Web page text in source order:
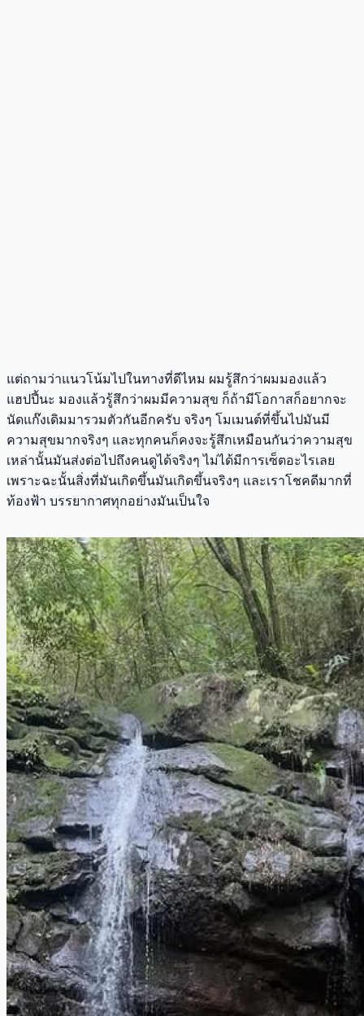
แต่ถามว่าแนวโน้มไปในทางที่ดีไหม ผมรู้สึกว่าผมมองแล้ว
แฮปปี้นะ มองแล้วรู้สึกว่าผมมีความสุข ก็ถ้ามีโอกาสก็อยากจะ
นัดแก๊งเดิมมารวมตัวกันอีกครับ จริงๆ โมเมนต์ที่ขึ้นไปมันมี
ความสุขมากจริงๆ และทุกคนก็คงจะรู้สึกเหมือนกันว่าความสุข
เหล่านั้นมันส่งต่อไปถึงคนดูได้จริงๆ ไม่ได้มีการเซ็ตอะไรเลย
เพราะฉะนั้นสิ่งที่มันเกิดขึ้นมันเกิดขึ้นจริงๆ และเราโชคดีมากที่
ท้องฟ้า บรรยากาศทุกอย่างมันเป็นใจ